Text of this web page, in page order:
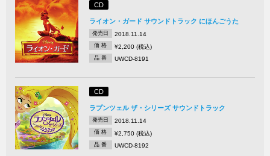
CD
ライオン・ガード サウンドトラック にほんごうた
発売日 2018.11.14
価 格 ¥2,200 (税込)
品 番 UWCD-8191
CD
ラプンツェル ザ・シリーズ サウンドトラック
発売日 2018.11.14
価 格 ¥2,750 (税込)
品 番 UWCD-8192